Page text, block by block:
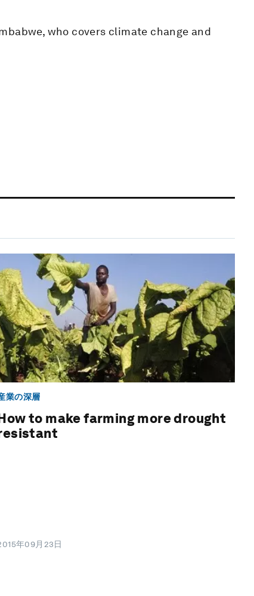
who covers climate change and
業の深層
to make farming more drought
年09月23日